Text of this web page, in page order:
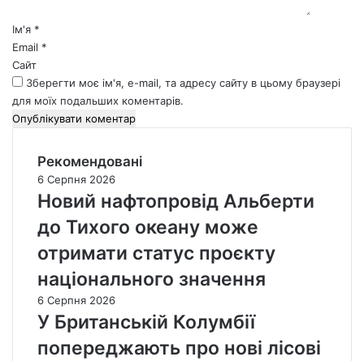
*Ім'я *
Email *
Сайт
Зберегти моє ім'я, e-mail, та адресу сайту в цьому браузері
для моїх подальших коментарів.
Рекомендовані
6 Серпня 2026
Новий нафтопровід Альберти
до Тихого океану може
отримати статус проєкту
національного значення
6 Серпня 2026
У Британській Колумбії
попереджають про нові лісові